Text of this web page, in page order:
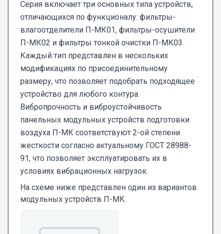
Серия включает три основных типа устройств,
отличающихся по функционалу: фильтры-
влагоотделители П-МК01, фильтры-осушители
П-МК02 и фильтры тонкой очистки П-МК03.
Каждый тип представлен в нескольких
модификациях по присоединительному
размеру, что позволяет подобрать подходящее
устройство для любого контура.
Вибропрочность и виброустойчивость
панельных модульных устройств подготовки
воздуха П-МК соответствуют 2-ой степени
жесткости согласно актуальному ГОСТ 28988-
91, что позволяет эксплуатировать их в
условиях вибрационных нагрузок.
На схеме ниже представлен один из вариантов
модульных устройств П-МК.